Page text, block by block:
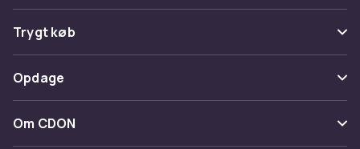
detaljerede specifikationer, kundeanmeldelser
og nem sammenligning af modeller. Vi tilbyder
det rigtige valg.
Fordele og brugsanvisning til
Ofte stillede spørgsmål
Spor pakke
Fortryd & returner her
Kontakt os
Trygt køb
Betaling
Levering
Opdage
Kategorier
Om CDON